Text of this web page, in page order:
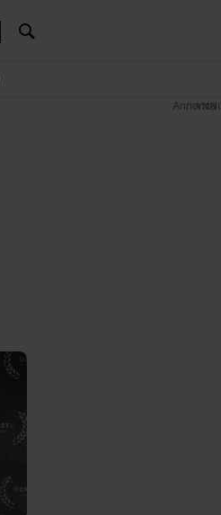
Annonce